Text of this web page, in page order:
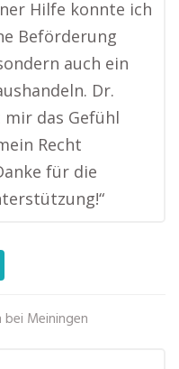
Hilfe konnte ich
Beförderung
auch ein
Dr.
mir das Gefühl
Recht
für die
bei Meiningen